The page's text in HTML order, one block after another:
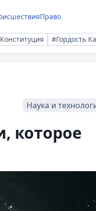
Право
#Гордость
Наука и
которое